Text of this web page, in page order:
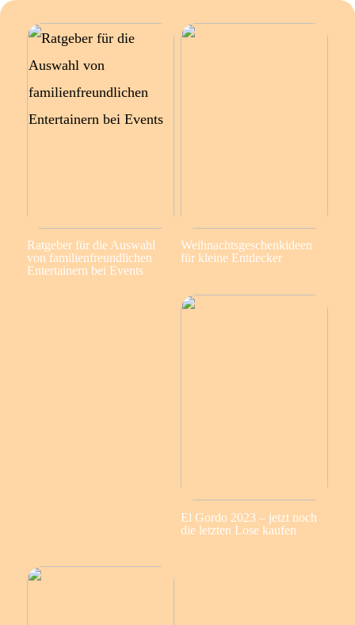
Ratgeber für die Auswahl
von familienfreundlichen
Entertainern bei Events
Weihnachtsgeschenkideen
für kleine Entdecker
El Gordo 2023 – jetzt noch
die letzten Lose kaufen